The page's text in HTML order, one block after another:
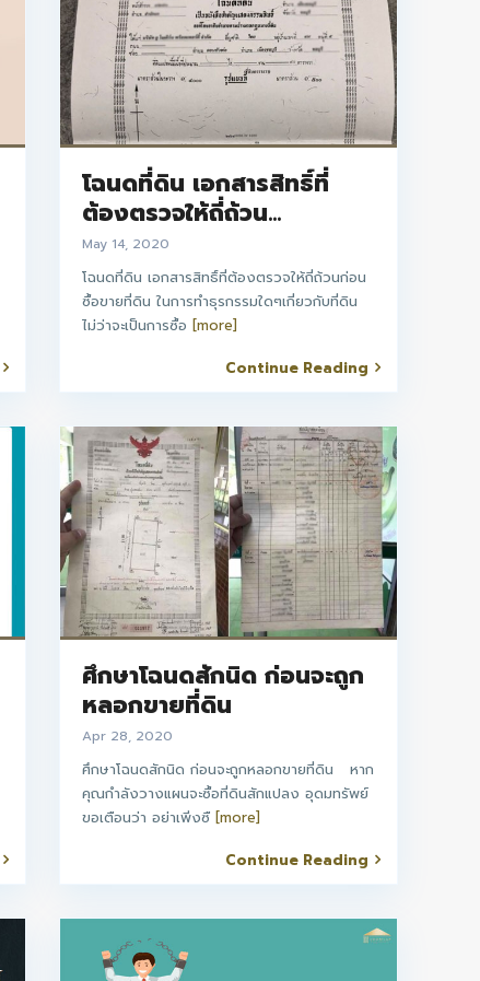
โฉนดที่ดิน เอกสารสิทธิ์ที่
ต้องตรวจให้ถี่ถ้วน...
May 14, 2020
โฉนดที่ดิน เอกสารสิทธิ์ที่ต้องตรวจให้ถี่ถ้วนก่อน
ซื้อขายที่ดิน ในการทำธุรกรรมใดๆเกี่ยวกับที่ดิน
ไม่ว่าจะเป็นการซื้อ [more]
Continue Reading
ศึกษาโฉนดสักนิด ก่อนจะถูก
หลอกขายที่ดิน
Apr 28, 2020
ศึกษาโฉนดสักนิด ก่อนจะถูกหลอกขายที่ดิน หาก
คุณกำลังวางแผนจะซื้อที่ดินสักแปลง อุดมทรัพย์
ขอเตือนว่า อย่าเพิ่งซื [more]
Continue Reading